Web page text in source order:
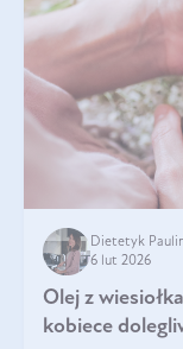
Dietetyk
6 lut 2026
Olej z
kobiece